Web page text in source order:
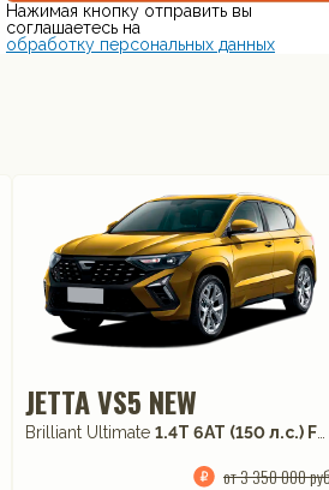
Нажимая кнопку отправить вы
соглашаетесь на
обработку персональных данных
JETTA VS5 NEW
Brilliant Ultimate 1.4T 6AT (150 л.с.) FWD
от 3 350 000